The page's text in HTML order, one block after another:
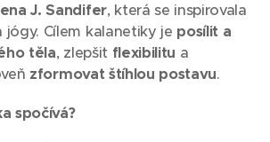
J. Sandifer, která se inspirovala
jógy. Cílem kalanetiky je posílit a
těla, zlepšit flexibilitu a
zformovat štíhlou postavu.
spočívá?